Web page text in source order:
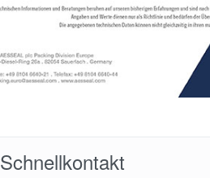
Schnellkontakt